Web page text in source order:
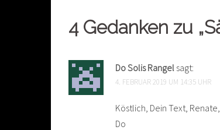
4 Gedanken zu „
Do Solis Rangel sagt:
4. FEBRUAR 2019 UM 14:35 UHR
Köstlich, Dein Text,
Do